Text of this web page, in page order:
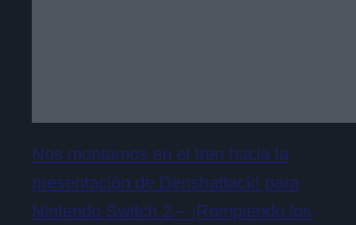
Nos montamos en el tren hacia la
presentación de Denshattack! para
Nintendo Switch 2 – ¡Rompiendo los